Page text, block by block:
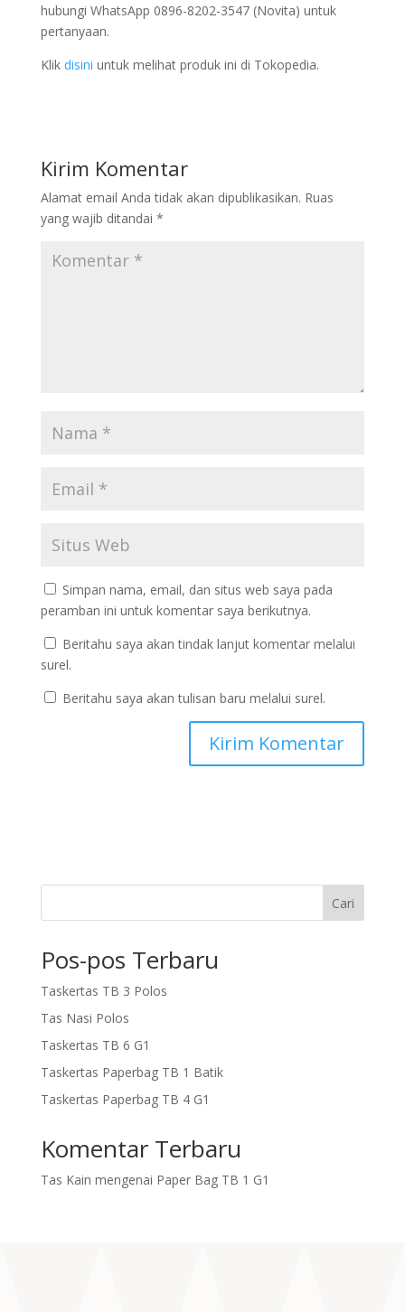
hubungi WhatsApp 0896-8202-3547 (Novita) untuk
pertanyaan.
Klik disini untuk melihat produk ini di Tokopedia.
Kirim Komentar
Alamat email Anda tidak akan dipublikasikan. Ruas
yang wajib ditandai *
Simpan nama, email, dan situs web saya pada
peramban ini untuk komentar saya berikutnya.
Beritahu saya akan tindak lanjut komentar melalui
surel.
Beritahu saya akan tulisan baru melalui surel.
Cari
Pos-pos Terbaru
Taskertas TB 3 Polos
Tas Nasi Polos
Taskertas TB 6 G1
Taskertas Paperbag TB 1 Batik
Taskertas Paperbag TB 4 G1
Komentar Terbaru
Tas Kain mengenai Paper Bag TB 1 G1